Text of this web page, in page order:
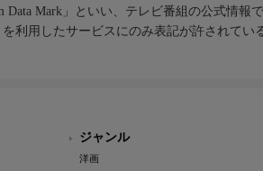
Data Mark」といい、テレビ番組の公式情報
を利用したサービスにのみ表記が許されてい
ジャンル
洋画